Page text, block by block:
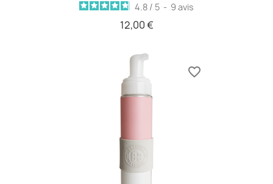
4.8 / 5 - 9 avis
12,00 €
favorite_border